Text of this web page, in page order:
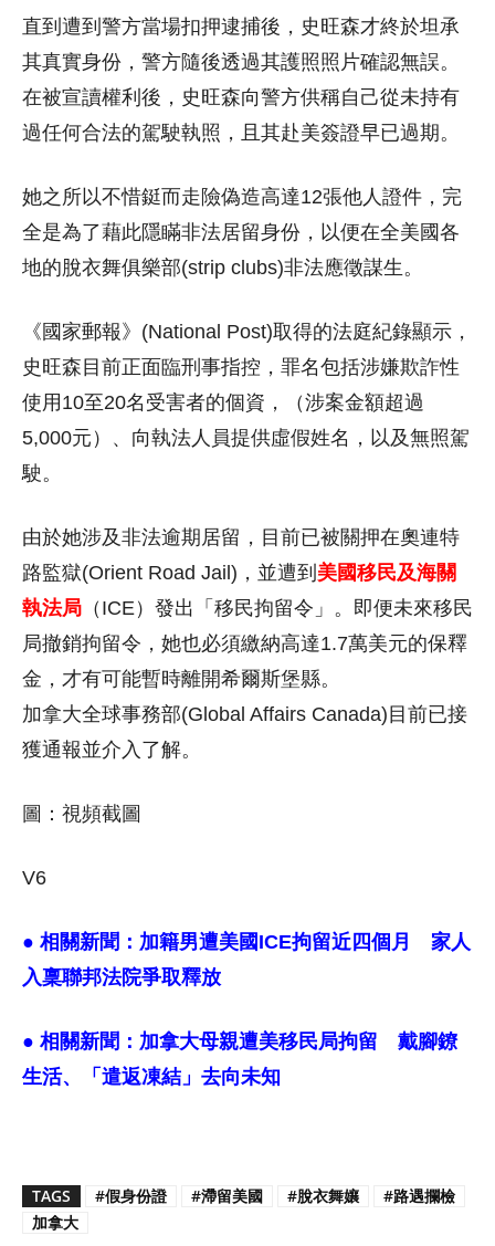
直到遭到警方當場扣押逮捕後，史旺森才終於坦承
其真實身份，警方隨後透過其護照照片確認無誤。
在被宣讀權利後，史旺森向警方供稱自己從未持有
過任何合法的駕駛執照，且其赴美簽證早已過期。
她之所以不惜鋌而走險偽造高達12張他人證件，完
全是為了藉此隱瞞非法居留身份，以便在全美國各
地的脫衣舞俱樂部(strip clubs)非法應徵謀生。
《國家郵報》(National Post)取得的法庭紀錄顯示，
史旺森目前正面臨刑事指控，罪名包括涉嫌欺詐性
使用10至20名受害者的個資，（涉案金額超過
5,000元）、向執法人員提供虛假姓名，以及無照駕
駛。
由於她涉及非法逾期居留，目前已被關押在奧連特
路監獄(Orient Road Jail)，並遭到 美國移民及海關
執法局 （ICE）發出「移民拘留令」。即便未來移民
局撤銷拘留令，她也必須繳納高達1.7萬美元的保釋
金，才有可能暫時離開希爾斯堡縣。
加拿大全球事務部(Global Affairs Canada)目前已接
獲通報並介入了解。
圖：視頻截圖
V6
● 相關新聞： 加籍男遭美國ICE拘留近四個月 家人
入稟聯邦法院爭取釋放
● 相關新聞： 加拿大母親遭美移民局拘留 戴腳鐐
生活、「遣返凍結」去向未知
TAGS #假身份證 #滯留美國 #脫衣舞孃
#路遇攔檢
加拿大